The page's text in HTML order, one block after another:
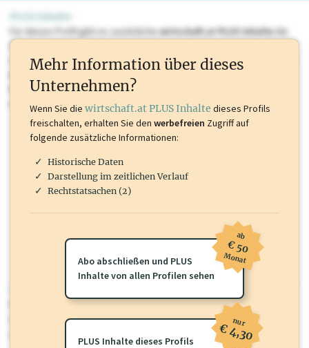
PLUS Inhalte
Für dieses Profil gibt es zusätzlichewirtschaft.at PLUS Inhaltedie
Sie momentan nicht einsehen können. Schalten Sie dieses Profil frei
oder loggen Sie sich ein um diese Inhalte zu sehen. wirtschaft.at PLUS
Marken, Patente, Rechtstatsachen, OTS-Aussendungen, und viele
mehr.
Für dieses Profil gibt es zusätzlichewirtschaft.at PLUS Inhalte
Sie momentan nicht einsehen können. Schalten Sie dieses Profil frei
oder loggen Sie sich ein um diese Inhalte zu sehen.
Mehr Information über dieses
Unternehmen?
Wenn Sie die wirtschaft.at PLUS Inhalte dieses Profils
freischalten, erhalten Sie den werbefreien Zugriff auf
folgende zusätzliche Informationen:
Historische Daten
Darstellung im zeitlichen Verlauf
Rechtstatsachen (2)
Abo abschließen und PLUS
Inhalte von allen Profilen sehen
ab
€ 50
Monat
PLUS Inhalte dieses Profils
nur
€ 4,30